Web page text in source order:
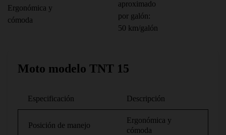
Ergonómica y
cómoda
aproximado
por galón:
50 km/galón
Moto modelo TNT 15
Especificación Descripción
Posición de manejo
Ergonómica y
cómoda